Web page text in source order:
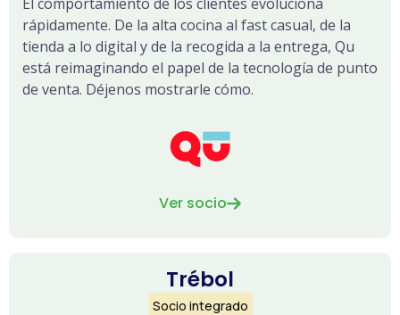
rápidamente. De la alta cocina al fast casual, de la
tienda a lo digital y de la recogida a la entrega, Qu
está reimaginando el papel de la tecnología de punto
de venta. Déjenos mostrarle cómo.
Ver socio
Trébol
Socio integrado